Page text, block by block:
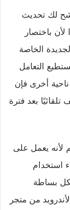
لك تحديث
باختصار
الخاصة
التعامل
أخرى فإن
بعد فترة
لأنه يعمل على
استخدام
بساطة
من متجر